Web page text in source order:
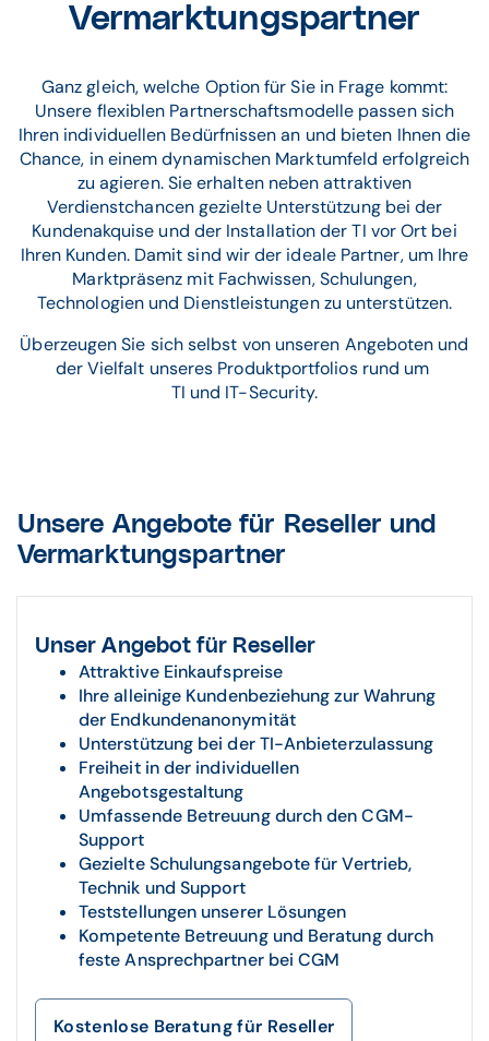
Vermarktungspartner
Ganz gleich, welche Option für Sie in Frage kommt:
Unsere flexiblen Partnerschaftsmodelle passen sich
Ihren individuellen Bedürfnissen an und bieten Ihnen die
Chance, in einem dynamischen Marktumfeld erfolgreich
zu agieren. Sie erhalten neben attraktiven
Verdienstchancen gezielte Unterstützung bei der
Kundenakquise und der Installation der TI vor Ort bei
Ihren Kunden. Damit sind wir der ideale Partner, um Ihre
Marktpräsenz mit Fachwissen, Schulungen,
Technologien und Dienstleistungen zu unterstützen.
Überzeugen Sie sich selbst von unseren Angeboten und
der Vielfalt unseres Produktportfolios rund um
TI und IT-Security.
Unsere Angebote für Reseller und
Vermarktungspartner
Unser Angebot für Reseller
Attraktive Einkaufspreise
Ihre alleinige Kundenbeziehung zur Wahrung
der Endkundenanonymität
Unterstützung bei der TI-Anbieterzulassung
Freiheit in der individuellen
Angebotsgestaltung
Umfassende Betreuung durch den CGM-
Support
Gezielte Schulungsangebote für Vertrieb,
Technik und Support
Teststellungen unserer Lösungen
Kompetente Betreuung und Beratung durch
feste Ansprechpartner bei CGM
Kostenlose Beratung für Reseller